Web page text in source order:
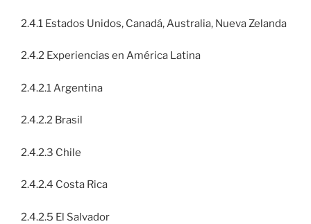
2.4.1 Estados Unidos, Canadá, Australia, Nueva Zelanda
2.4.2 Experiencias en América Latina
2.4.2.1 Argentina
2.4.2.2 Brasil
2.4.2.3 Chile
2.4.2.4 Costa Rica
2.4.2.5 El Salvador